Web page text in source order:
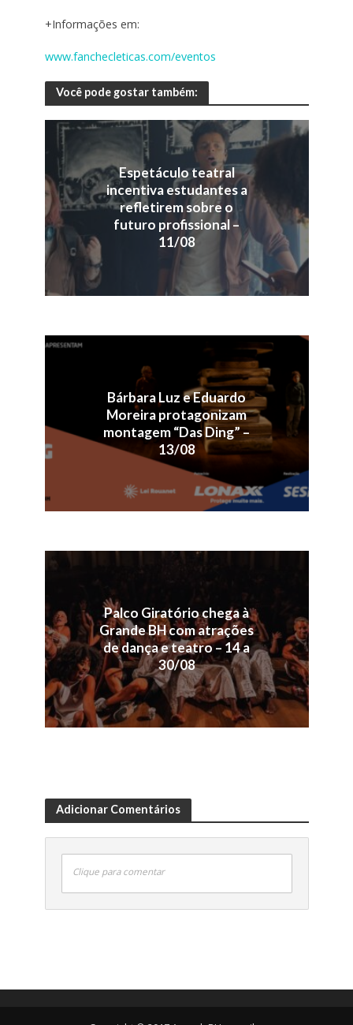
+Informações em:
www.fanchecleticas.com/eventos
Você pode gostar também:
Espetáculo teatral
incentiva estudantes a
refletirem sobre o
futuro profissional –
11/08
Bárbara Luz e Eduardo
Moreira protagonizam
montagem “Das Ding” –
13/08
Palco Giratório chega à
Grande BH com atrações
de dança e teatro – 14 a
30/08
Adicionar Comentários
Clique para comentar